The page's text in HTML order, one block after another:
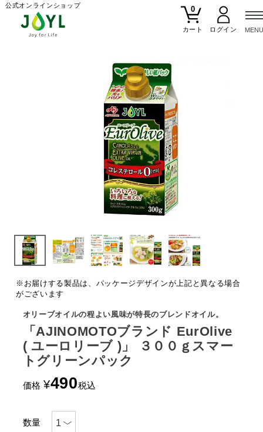
公式オンラインショップ
0
カート
※お届けする製品は、パッケージデザインが上記と異なる場合
がございます
オリーブオイルの程よい風味が特長のブレンドオイル。
「AJINOMOTOブランド EurOlive
( ユーロリーブ )」 ３００ｇスマー
トグリーンパック
価格 ¥490税込